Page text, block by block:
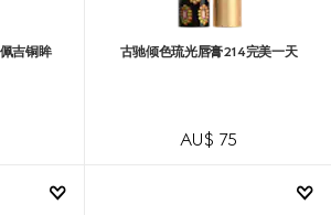
吉铜眸 古驰倾色琉光唇膏214完美一天
AU$ 75